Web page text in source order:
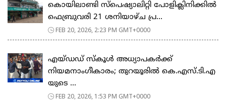
കൊയിലാണ്ടി സ്പെഷ്യാലിറ്റി പോളിക്ലിനിക്കിൽ
ഫെബ്രുവരി 21 ശനിയാഴ്ച പ്ര...
FEB 20, 2026, 2:23 PM GMT+0000
എയ്ഡഡ് സ്കൂൾ അധ്യാപകർക്ക്
നിയമനാംഗീകാരം; തുറയൂരിൽ കെ.എസ്.ടി.എ
യുടെ ...
FEB 20, 2026, 1:53 PM GMT+0000